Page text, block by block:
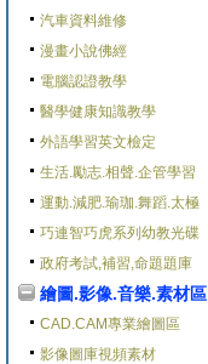
汽車資料維修
漫畫小說佛經
電腦認證教學
醫學健康知識教學
外語學習英文檢定
生活.勵志.相聲.企管學習
運動.減肥.瑜珈.舞蹈.太極
巧連智巧虎系列幼教光碟
政府考試,補習,命題題庫
繪圖.影像.音樂.素材區
CAD.CAM專業繪圖區
影像圖庫視頻素材